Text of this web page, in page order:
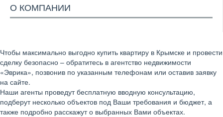
О КОМПАНИИ
Чтобы максимально выгодно купить квартиру в Крымске и провести
сделку безопасно – обратитесь в агентство недвижимости
«Эврика», позвонив по указанным телефонам или оставив заявку
на сайте.
Наши агенты проведут бесплатную вводную консультацию,
подберут несколько объектов под Ваши требования и бюджет, а
также подробно расскажут о выбранных Вами объектах.